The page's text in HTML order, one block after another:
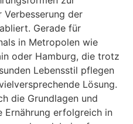
der
Gerade für
in Metropolen wie
oder Hamburg, die trotz
Lebensstil pflegen
Lösung.
die Grundlagen und
Ernährung erfolgreich in